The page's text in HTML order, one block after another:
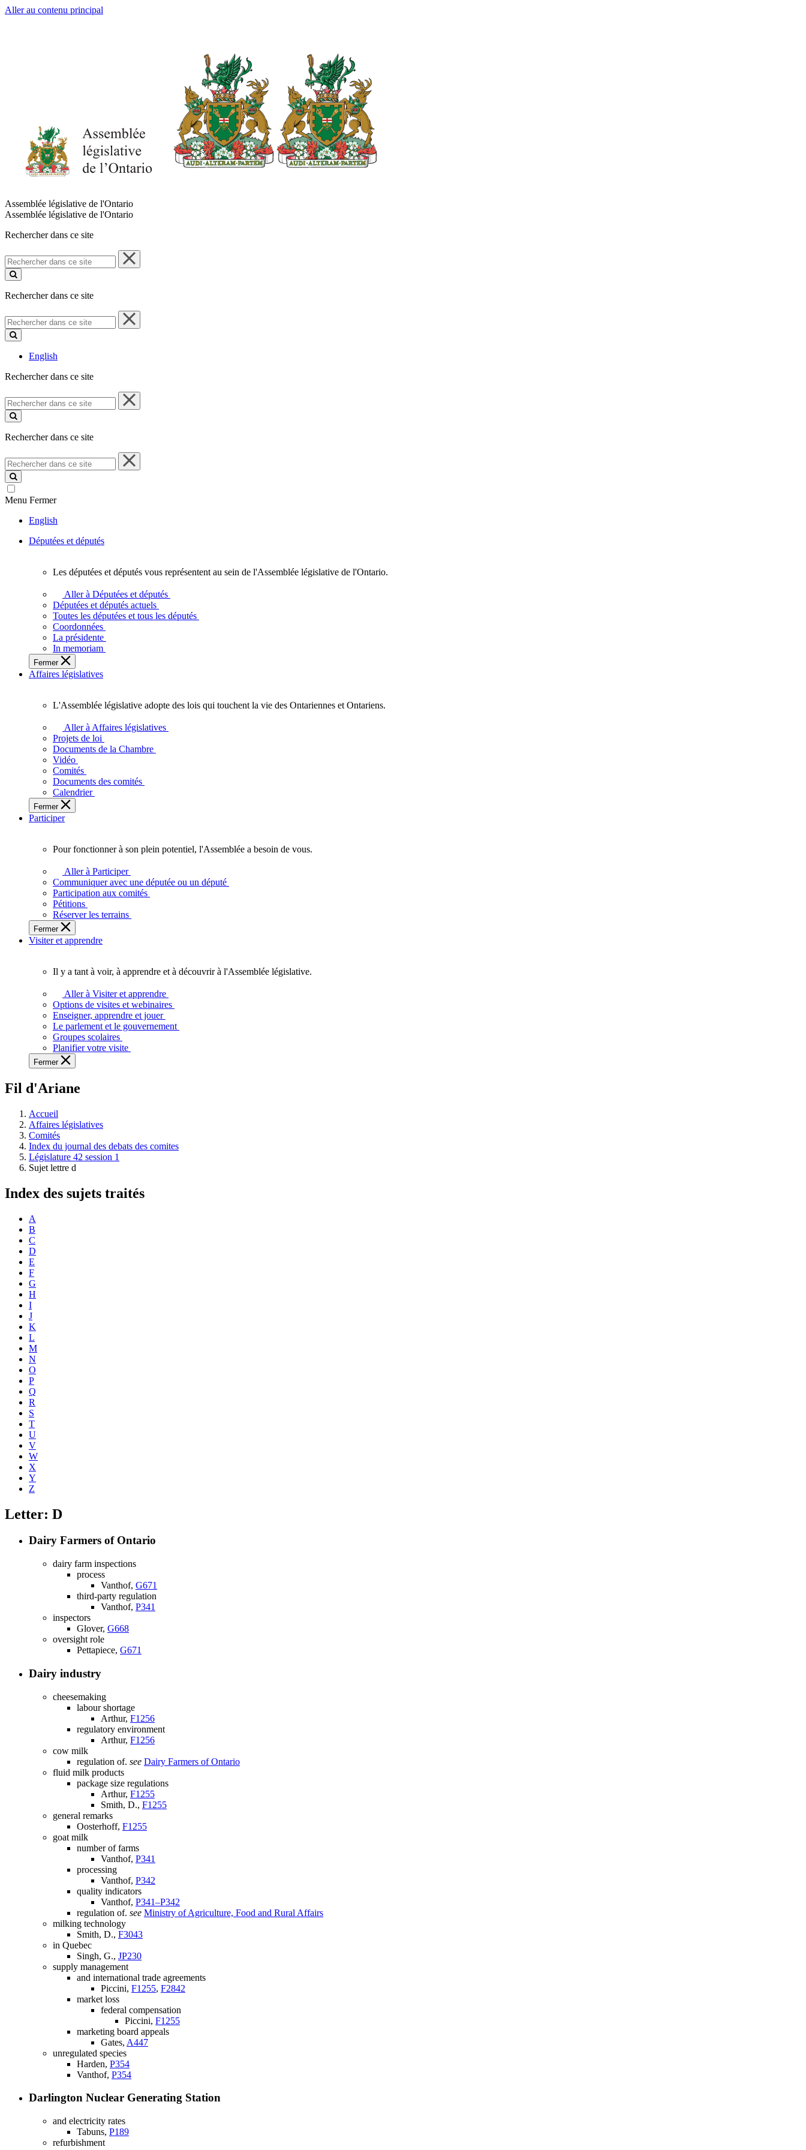
Aller au contenu principal
Assemblée législative de l'Ontario
Assemblée législative de l'Ontario
Rechercher dans ce site
Rechercher
dans
ce
Rechercher dans ce site
Rechercher
dans
ce
English
Rechercher dans ce site
Rechercher
dans
ce
Rechercher dans ce site
Rechercher
dans
ce
site
Menu Fermer
English
Députées et députés
députées
députés
vous
représentent
sein
de
l'Assemblée
l'Ontario.
Les députées et députés vous représentent au sein de l'Assemblée législative de l'Ontario.
Aller à Députées et députés
Députées et députés actuels
Toutes les députées et tous les députés
Coordonnées
La présidente
In memoriam
Fermer
Affaires législatives
législative
adopte
touchent
vie
des
Ontariennes
Ontariens.
L'Assemblée législative adopte des lois qui touchent la vie des Ontariennes et Ontariens.
Aller à Affaires législatives
Projets de loi
Documents de la Chambre
Vidéo
Comités
Documents des comités
Calendrier
Fermer
Participer
fonctionner
plein
potentiel,
l'Assemblée
a
besoin
Pour fonctionner à son plein potentiel, l'Assemblée a besoin de vous.
Aller à Participer
Communiquer avec une députée ou un député
Participation aux comités
Pétitions
Réserver les terrains
Fermer
Visiter et apprendre
voir,
apprendre
et
découvrir
l'Assemblée
législative.
Il y a tant à voir, à apprendre et à découvrir à l'Assemblée législative.
Aller à Visiter et apprendre
Options de visites et webinaires
Enseigner, apprendre et jouer
Le parlement et le gouvernement
Groupes scolaires
Planifier votre visite
Fermer
Fil d'Ariane
Accueil
Affaires législatives
Comités
Index du journal des debats des comites
Législature 42 session 1
Sujet lettre d
Index des sujets traités
A
B
C
D
E
F
G
H
I
J
K
L
M
N
O
P
Q
R
S
T
U
V
W
X
Y
Z
Letter: D
Dairy Farmers of Ontario
dairy farm inspections
process
Vanthof, G671
third-party regulation
Vanthof, P341
inspectors
Glover, G668
oversight role
Pettapiece, G671
Dairy industry
cheesemaking
labour shortage
Arthur, F1256
regulatory environment
Arthur, F1256
cow milk
regulation of. see Dairy Farmers of Ontario
fluid milk products
package size regulations
Arthur, F1255
Smith, D., F1255
general remarks
Oosterhoff, F1255
goat milk
number of farms
Vanthof, P341
processing
Vanthof, P342
quality indicators
Vanthof, P341–P342
regulation of. see Ministry of Agriculture, Food and Rural Affairs
milking technology
Smith, D., F3043
in Quebec
Singh, G., JP230
supply management
and international trade agreements
Piccini, F1255, F2842
market loss
federal compensation
Piccini, F1255
marketing board appeals
Gates, A447
unregulated species
Harden, P354
Vanthof, P354
Darlington Nuclear Generating Station
and electricity rates
Tabuns, P189
refurbishment